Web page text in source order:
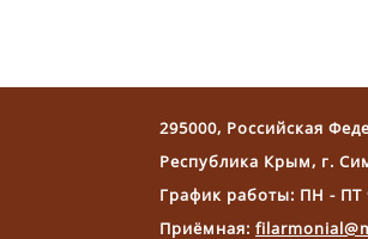
295000, Российская
Республика Крым, г.
График работы: ПН - ПТ
Приёмная: